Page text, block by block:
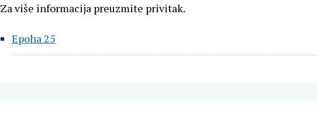
Za više informacija preuzmite privitak.
Epoha 25